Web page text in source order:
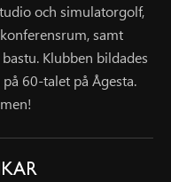
och simulatorgolf,
samt
Klubben bildades
60-talet på Ågesta.